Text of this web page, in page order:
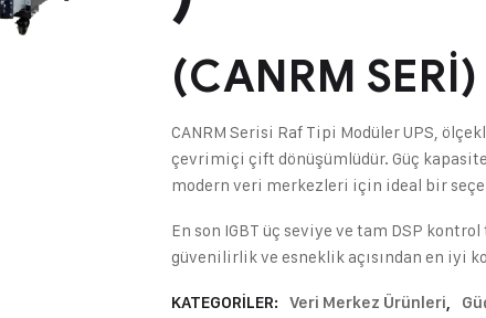
(CANRM SERİ)
CANRM Serisi Raf Tipi Modüler UPS,
çevrimiçi çift dönüşümlüdür. Güç
modern veri merkezleri için ideal bir
En son IGBT üç seviye ve tam DSP
güvenilirlik ve esneklik açısından en iyi
KATEGORILER: Veri Merkez Ürünleri,